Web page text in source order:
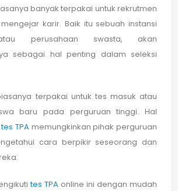
banyak terpakai untuk rekrutmen
karir. Baik itu sebuah instansi
perusahaan swasta, akan
sebagai hal penting dalam seleksi
terpakai untuk tes masuk atau
baru pada perguruan tinggi. Hal
tes TPA memungkinkan pihak perguruan
cara berpikir seseorang dan
tes TPA online ini dengan mudah